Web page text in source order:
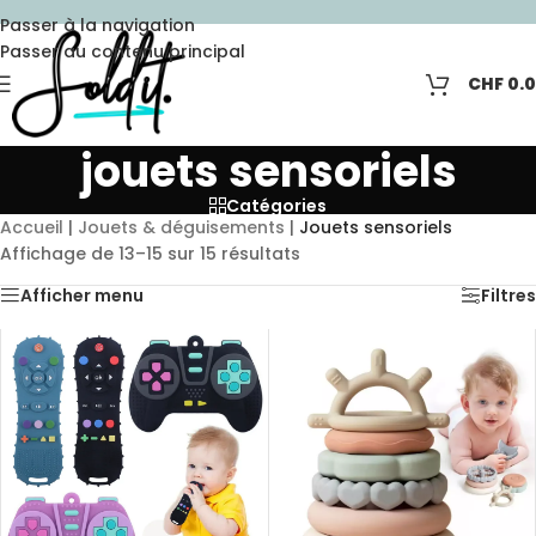
Passer à la navigation
Passer au contenu principal
CHF
jouets sensoriels
Catégories
Accueil | Jouets & déguisements | Jouets sensoriels
Affichage de 13–15 sur 15 résultats
Afficher menu Filtres